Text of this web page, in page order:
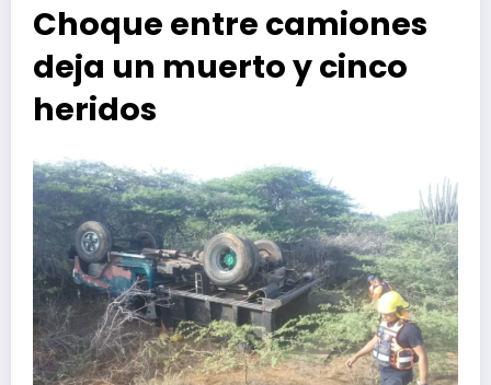
Choque entre camiones
deja un muerto y cinco
heridos